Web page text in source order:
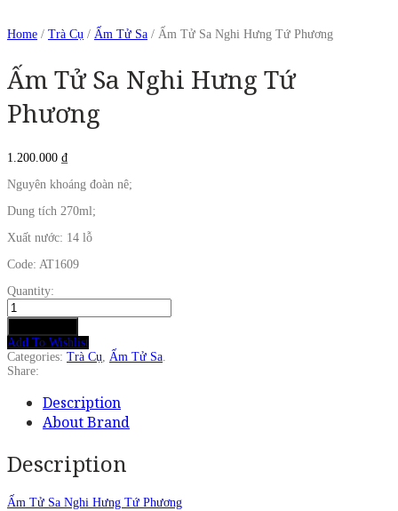
Home / Trà Cụ / Ấm Tử Sa / Ấm Tử Sa Nghi Hưng Tứ Phương
Ấm Tử Sa Nghi Hưng Tứ
Phương
1.200.000 ₫
Nguyên khoáng đoàn nê;
Dung tích 270ml;
Xuất nước: 14 lỗ
Code: AT1609
Quantity:
Ấm
Tử
Sa
Nghi
Hưng
Tứ
quantity
Add To Wishlist
Categories: Trà Cụ Ấm Tử Sa
Share:
Description
About Brand
Description
Ấm Tử Sa Nghi Hưng Tứ Phương